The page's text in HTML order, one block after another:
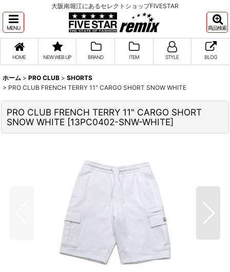
大阪南堀江にあるセレクトショップFIVESTAR
MENU 商品検索
HOME NEW WEB UP BRAND ITEM STYLE BLOG
ホーム > PRO CLUB > SHORTS
> PRO CLUB FRENCH TERRY 11" CARGO SHORT SNOW WHITE
PRO CLUB FRENCH TERRY 11" CARGO SHORT
SNOW WHITE [13PC0402-SNW-WHITE]